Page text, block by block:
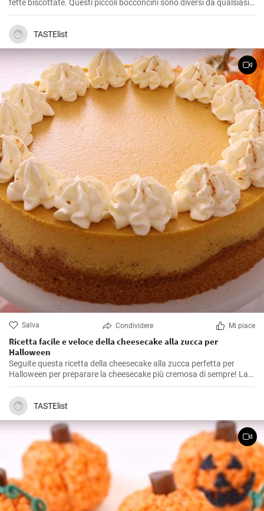
fette biscottate. Questi piccoli bocconcini sono diversi da qualsiasi
cosa abbiate mai provato. Il sapore ricorda quello del marzapane,
ma senza la dolcezza appiccicosa e stucchevole.
TASTElist
Salva Condividere Mi piace
Ricetta facile e veloce della cheesecake alla zucca per
Halloween
Seguite questa ricetta della cheesecake alla zucca perfetta per
Halloween per preparare la cheesecake più cremosa di sempre! La
ricetta ha ingredienti facilmente reperibili, quindi potete realizzarla a
casa con semplici passaggi.
TASTElist